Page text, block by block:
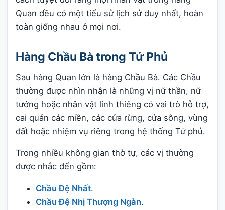
Quan đều có một tiểu sử lịch sử duy nhất, hoàn
toàn giống nhau ở mọi nơi.
Hàng Chầu Bà trong Tứ Phủ
Sau hàng Quan lớn là hàng Chầu Bà. Các Chầu
thường được nhìn nhận là những vị nữ thần, nữ
tướng hoặc nhân vật linh thiêng có vai trò hỗ trợ,
cai quản các miền, các cửa rừng, cửa sông, vùng
đất hoặc nhiệm vụ riêng trong hệ thống Tứ phủ.
Trong nhiều không gian thờ tự, các vị thường
được nhắc đến gồm:
Chầu Đệ Nhất.
Chầu Đệ Nhị Thượng Ngàn.